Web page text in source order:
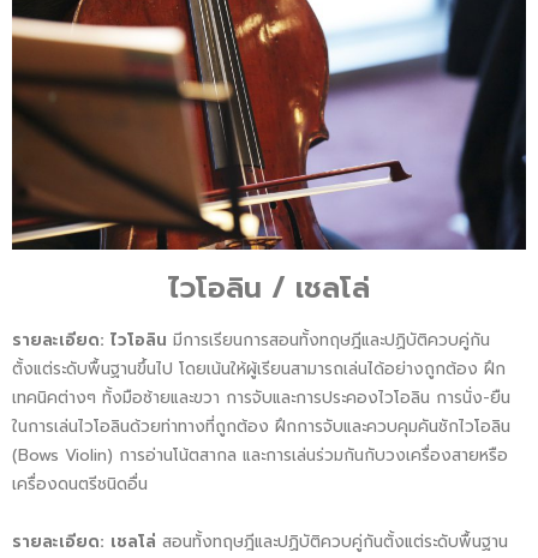
ไวโอลิน / เชลโล่
รายละเอียด: ไวโอลิน มีการเรียนการสอนทั้งทฤษฎีและปฏิบัติควบคู่กัน
ตั้งแต่ระดับพื้นฐานขึ้นไป โดยเน้นให้ผู้เรียนสามารถเล่นได้อย่างถูกต้อง ฝึก
เทคนิคต่างๆ ทั้งมือซ้ายและขวา การจับและการประคองไวโอลิน การนั่ง-ยืน
ในการเล่นไวโอลินด้วยท่าทางที่ถูกต้อง ฝึกการจับและควบคุมคันชักไวโอลิน
(Bows Violin) การอ่านโน้ตสากล และการเล่นร่วมกันกับวงเครื่องสายหรือ
เครื่องดนตรีชนิดอื่น
รายละเอียด: เชลโล่ สอนทั้งทฤษฎีและปฏิบัติควบคู่กันตั้งแต่ระดับพื้นฐาน